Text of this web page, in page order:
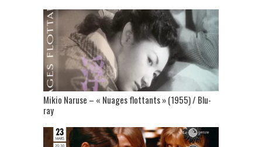
Mikio Naruse – « Nuages flottants » (1955) / Blu-
ray